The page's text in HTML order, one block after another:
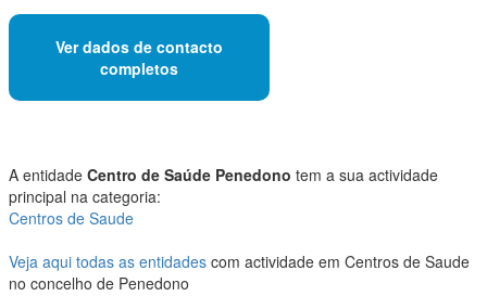
Ver dados de contacto
completos
A entidade Centro de Saúde Penedono tem a sua actividade
principal na categoria:
Centros de Saude
Veja aqui todas as entidades com actividade em Centros de Saude
no concelho de Penedono